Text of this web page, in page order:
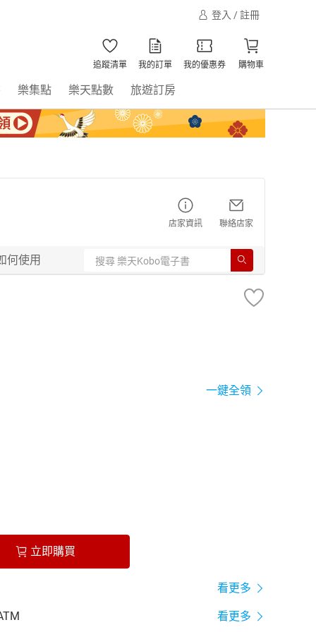
登入 / 註冊
追蹤清單 我的訂單 我的優惠券 購物車
樂集點 樂天點數 旅遊訂房
店家資訊 聯絡店家
何使用
一鍵全領
立即購買
看更多
看更多